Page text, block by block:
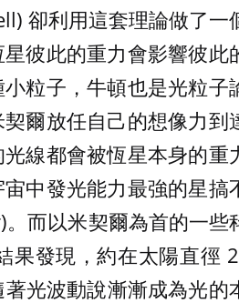
卻利用這套理論做了一
彼此的重力會影響彼此
粒子，牛頓也是光粒子
爾放任自己的想像力到
線都會被恆星本身的重
中發光能力最強的星搞
而以米契爾為首的一些
果發現，約在太陽直徑
光波動說漸漸成為光的